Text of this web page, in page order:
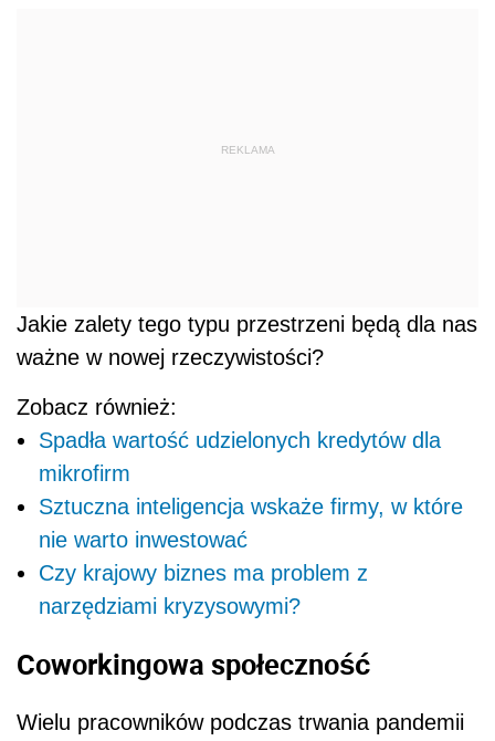
REKLAMA
Jakie zalety tego typu przestrzeni będą dla nas
ważne w nowej rzeczywistości?
Zobacz również:
Spadła wartość udzielonych kredytów dla
mikrofirm
Sztuczna inteligencja wskaże firmy, w które
nie warto inwestować
Czy krajowy biznes ma problem z
narzędziami kryzysowymi?
Coworkingowa społeczność
Wielu pracowników podczas trwania pandemii